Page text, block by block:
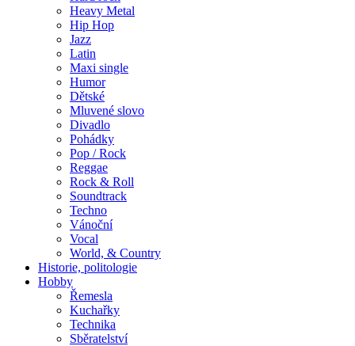
Heavy Metal
Hip Hop
Jazz
Latin
Maxi single
Humor
Dětské
Mluvené slovo
Divadlo
Pohádky
Pop / Rock
Reggae
Rock & Roll
Soundtrack
Techno
Vánoční
Vocal
World, & Country
Historie, politologie
Hobby
Řemesla
Kuchařky
Technika
Sběratelství